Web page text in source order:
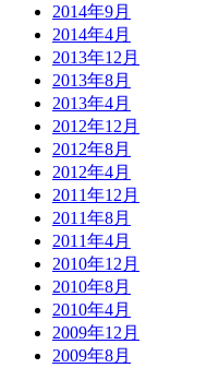
2014年9月
2014年4月
2013年12月
2013年8月
2013年4月
2012年12月
2012年8月
2012年4月
2011年12月
2011年8月
2011年4月
2010年12月
2010年8月
2010年4月
2009年12月
2009年8月